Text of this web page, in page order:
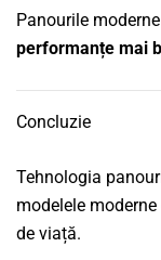
Panourile
performanțe mai
Concluzie
Tehnologia
modelele
de viață.